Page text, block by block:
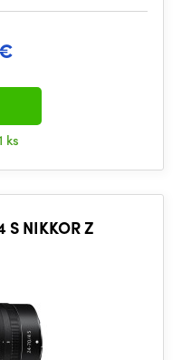
ks
NIKKOR Z